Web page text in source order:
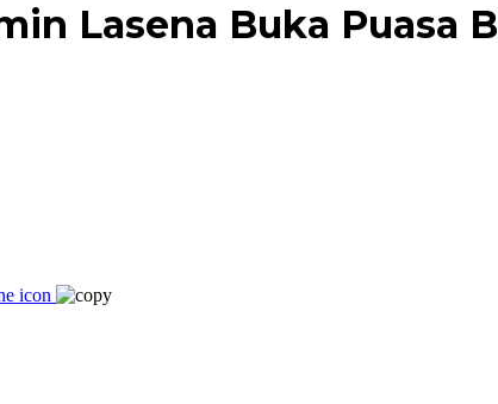
Lasena Buka Puasa